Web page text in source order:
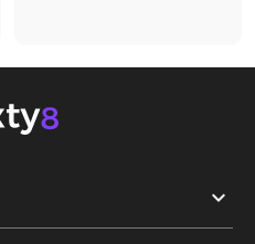
